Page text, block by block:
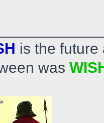
is the
was